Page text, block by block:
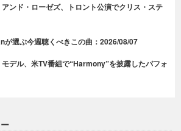
アンド・ローゼズ、トロント公演でクリス・ステ
が選ぶ今週聴くべきこの曲：2026/08/07
モデル、米TV番組で“Harmony”を披露したパフォ